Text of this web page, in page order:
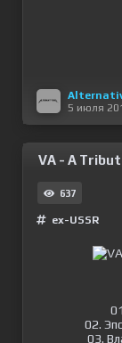
5 июля
VA - A
637
ex-USSR
02.
03.